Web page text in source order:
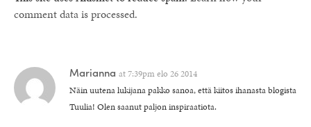
comment data is processed.
Marianna at7:39pm elo 26 2014
Näin uutena lukijana pakko sanoa, että kiitos ihanasta blogista
Tuulia! Olen saanut paljon inspiraatiota.